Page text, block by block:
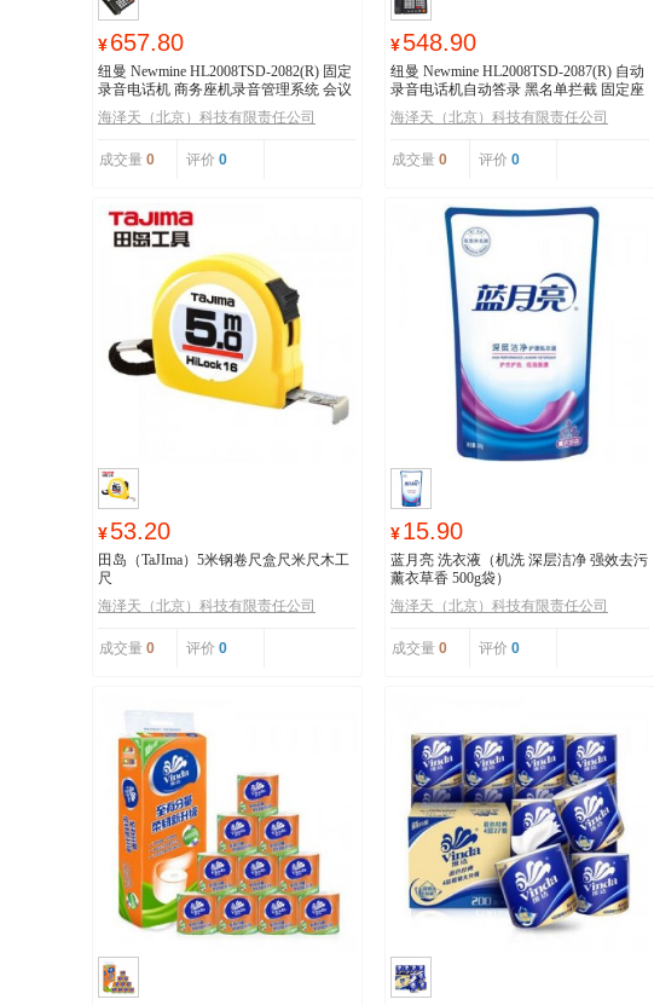
¥657.80
纽曼 Newmine HL2008TSD-2082(R) 固定
录音电话机 商务座机录音管理系统 会议
录音电话
海泽天（北京）科技有限责任公司
成交量 0 评价 0
¥548.90
纽曼 Newmine HL2008TSD-2087(R) 自动
录音电话机自动答录 黑名单拦截 固定座
机 办公家用
海泽天（北京）科技有限责任公司
成交量 0 评价 0
¥53.20
田岛（TaJIma）5米钢卷尺盒尺米尺木工
尺
海泽天（北京）科技有限责任公司
成交量 0 评价 0
¥15.90
蓝月亮 洗衣液（机洗 深层洁净 强效去污
薰衣草香 500g袋）
海泽天（北京）科技有限责任公司
成交量 0 评价 0